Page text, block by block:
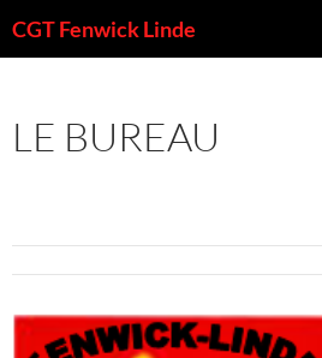
auCGT Fenwick Linde
LE BUREAU